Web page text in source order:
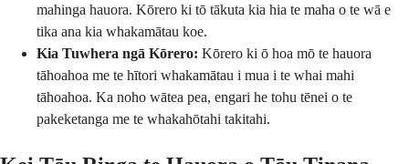
mahinga hauora. Kōrero ki tō tākuta kia hia te maha o te wā e
tika ana kia whakamātau koe.
Kia Tuwhera ngā Kōrero: Kōrero ki ō hoa mō te hauora
tāhoahoa me te hītori whakamātau i mua i te whai mahi
tāhoahoa. Ka noho wātea pea, engari he tohu tēnei o te
pakeketanga me te whakahōtahi takitahi.